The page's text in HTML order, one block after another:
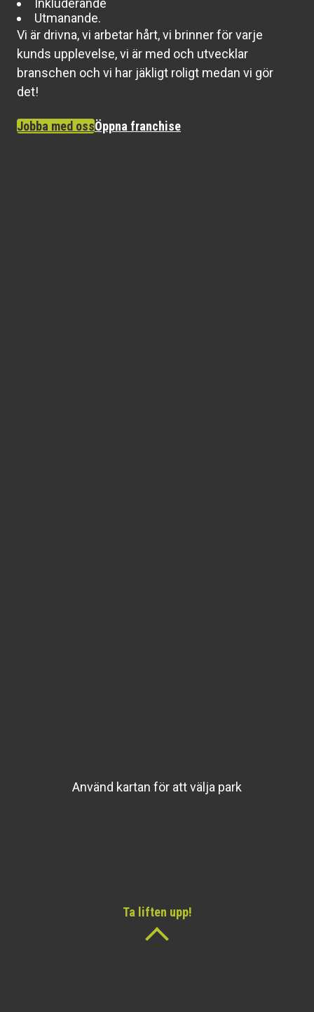
Inkluderande
Utmanande.
Vi är drivna, vi arbetar hårt, vi brinner för varje
kunds upplevelse, vi är med och utvecklar
branschen och vi har jäkligt roligt medan vi gör
det!
Jobba med ossÖppna franchise
Använd kartan för att välja park
Ta liften upp!